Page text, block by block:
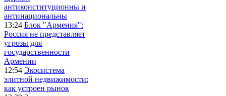
антиконституционны и
антинациональны
13:24 Блок "Армения":
Россия не представляет
угрозы для
государственности
Армении
12:54 Экосистема
элитной недвижимости:
как устроен рынок